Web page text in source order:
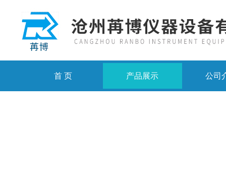
首 页 产品展示 公司